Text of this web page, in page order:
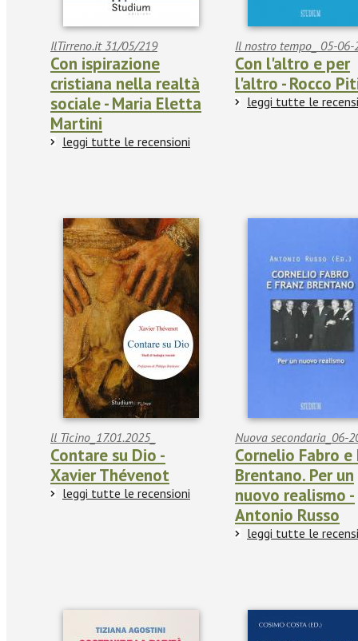
IlTirreno.it 31/05/219
Con ispirazione
cristiana nella realtà
sociale - Maria Eletta
Martini
leggi tutte le recensioni
Il nostro tempo_ 05-06-
Con l'altro e per
l'altro - Rocco
leggi tutte le
ll Ticino_17.01.2025_
Contare su Dio -
Xavier Thévenot
leggi tutte le recensioni
Nuova secondaria_06-
Cornelio Fabro e
Brentano. Per un
nuovo realismo -
Antonio Russo
leggi tutte le